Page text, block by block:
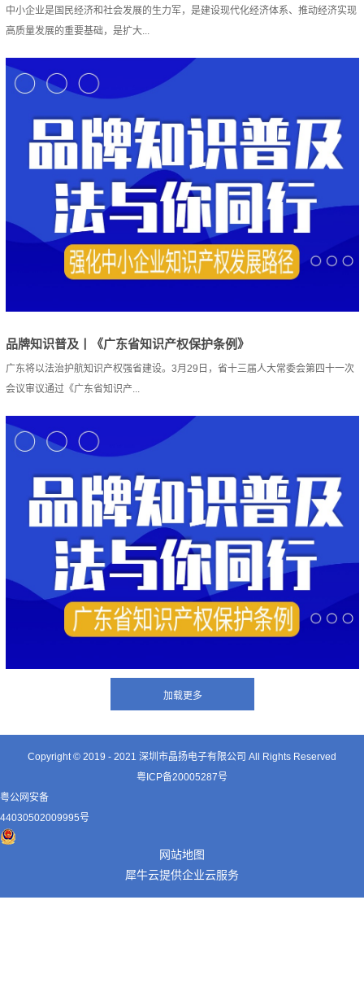
中小企业是国民经济和社会发展的生力军，是建设现代化经济体系、推动经济实现
高质量发展的重要基础，是扩大...
品牌知识普及丨《广东省知识产权保护条例》
广东将以法治护航知识产权强省建设。3月29日，省十三届人大常委会第四十一次
会议审议通过《广东省知识产...
Copyright © 2019 - 2021 深圳市晶扬电子有限公司 All Rights Reserved
粤ICP备20005287号
粤公网安备
44030502009995号
网站地图
犀牛云提供企业云服务